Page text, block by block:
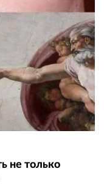
не только